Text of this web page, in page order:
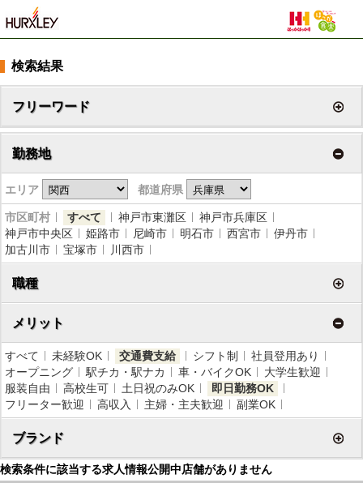
検索結果
フリーワード
勤務地
エリア 都道府県
市区町村 すべて 神戸市東灘区
神戸市兵庫区
神戸市中央区
姫路市 尼崎市 明石市 西宮市
伊丹市
加古川市
宝塚市 川西市
職種
メリット
すべて 未経験OK 交通費支給 シフト制
社員登用あり
オープニング
駅チカ・駅ナカ 車・バイクOK
大学生歓迎
服装自由
高校生可 土日祝のみOK
即日勤務OK
フリーター歓迎
高収入 主婦・主夫歓迎 副業OK
ブランド
検索条件に該当する求人情報公開中店舗がありません